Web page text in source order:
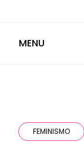
MENU
FEMINISMO